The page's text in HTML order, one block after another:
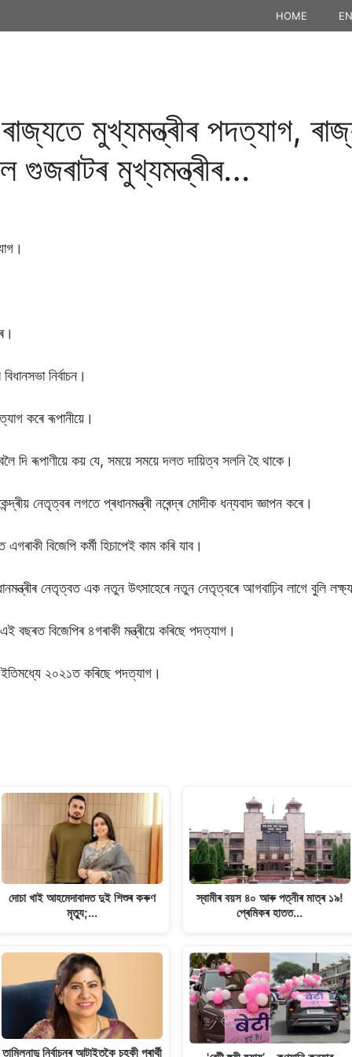
HOME
ৰাজ্যতে মুখ্যমন্ত্ৰীৰ পদত্যাগ,
গুজৰাটৰ মুখ্যমন্ত্ৰীৰ…
নিৰ্বাচন।
কৰে ৰূপানীয়ে।
দি ৰূপাণীয়ে কয় যে, সময়ে সময়ে দলত দায়িত্ব সলনি হৈ থাকে।
নেতৃত্বৰ লগতে প্ৰধানমন্ত্ৰী নৰেন্দ্ৰ মোদীক ধন্যবাদ জ্ঞাপন কৰে।
বিজেপি কৰ্মী হিচাপেই কাম কৰি যাব।
নেতৃত্বত এক নতুন উৎসাহেৰে নতুন নেতৃত্বৰে আগবাঢ়িব লাগে বুলি
বছৰত বিজেপিৰ ৪গৰাকী মন্ত্ৰীয়ে কৰিছে পদত্যাগ।
ইতিমধ্যে ২০২১ত কৰিছে পদত্যাগ।
দোচা খাই আহমেদাবাদত দুই শিশুৰ কৰুণ
মৃত্যু;…
তামিলনাডু নিৰ্বাচনৰ আটাইতকৈ চহকী প্ৰাৰ্থী
স্বামীৰ বয়স ৪০ আৰু পত্নীৰ মাত্ৰ ১৯!
প্ৰেমিকৰ হাতত…